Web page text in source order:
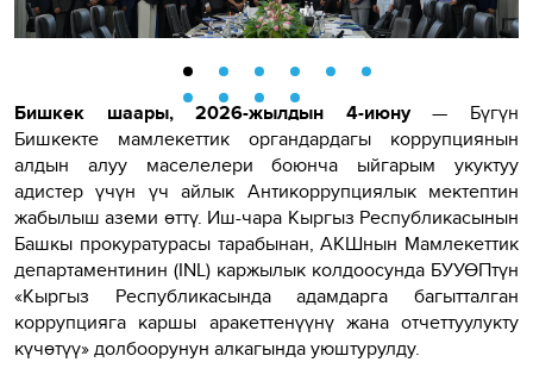
Бишкек шаары, 2026-жылдын 4-июну— Бүгүн
Бишкекте мамлекеттик органдардагы коррупциянын
алдын алуу маселелери боюнча ыйгарым укуктуу
адистер үчүн үч айлык Антикоррупциялык мектептин
жабылыш аземи өттү. Иш-чара Кыргыз Республикасынын
Башкы прокуратурасы тарабынан, АКШнын Мамлекеттик
департаментинин (INL) каржылык колдоосунда БУУӨПтүн
«Кыргыз Республикасында адамдарга багытталган
коррупцияга каршы аракеттенүүнү жана отчеттуулукту
күчөтүү» долбоорунун алкагында уюштурулду.